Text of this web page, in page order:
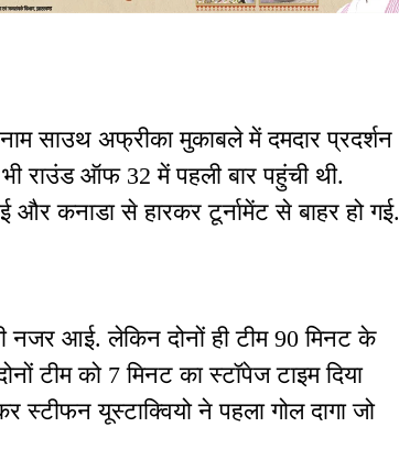
साउथ अफ्रीका मुकाबले में दमदार प्रदर्शन
राउंड ऑफ 32 में पहली बार पहुंची थी.
और कनाडा से हारकर टूर्नामेंट से बाहर हो गई.
नजर आई. लेकिन दोनों ही टीम 90 मिनट के
टीम को 7 मिनट का स्टॉपेज टाइम दिया
स्टीफन यूस्टाक्वियो ने पहला गोल दागा जो